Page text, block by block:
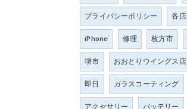
プライバシーポリシー
各
iPhone
修理 枚方市
堺市
おおとりウイングス店
即日
ガラスコーティング
アクセサリー
バッテリー